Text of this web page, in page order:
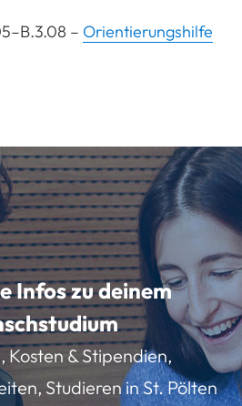
– Orientierungshilfe
Infos zu deinem
Kosten & Stipendien,
Studieren in St. Pölten